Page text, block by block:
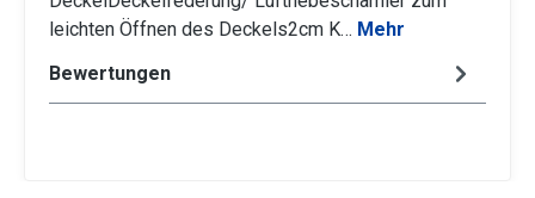
leichten Öffnen des Deckels2cm K… Mehr
Bewertungen